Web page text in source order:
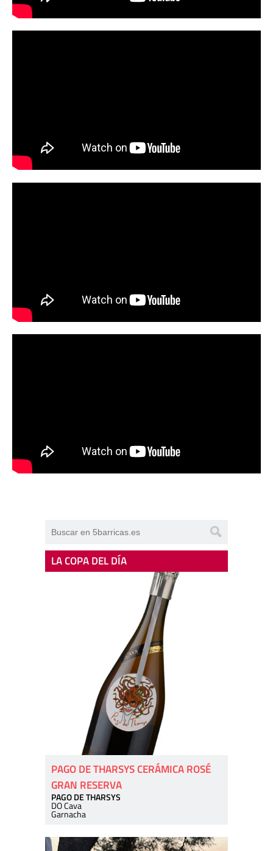
LA COPA DEL DÍA
PAGO DE THARSYS CERÁMICA ROSÉ
GRAN RESERVA
PAGO DE THARSYS
DO Cava
Garnacha